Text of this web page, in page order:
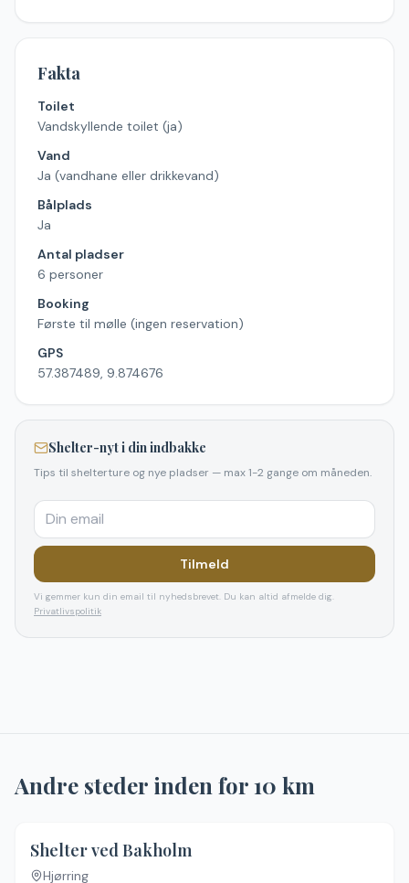
Fakta
Toilet
Vandskyllende toilet (ja)
Vand
Ja (vandhane eller drikkevand)
Bålplads
Ja
Antal pladser
6 personer
Booking
Første til mølle (ingen reservation)
GPS
57.387489, 9.874676
Shelter-nyt i din indbakke
Tips til shelterture og nye pladser — max 1-2 gange om måneden.
Tilmeld
Vi gemmer kun din email til nyhedsbrevet. Du kan altid afmelde dig.
Privatlivspolitik
Andre steder inden for10 km
Shelter ved Bakholm
Hjørring